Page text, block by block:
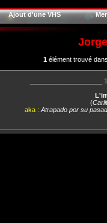
Ajout d'une VHS
1élément trouvé
(
aka : Atrapado por su